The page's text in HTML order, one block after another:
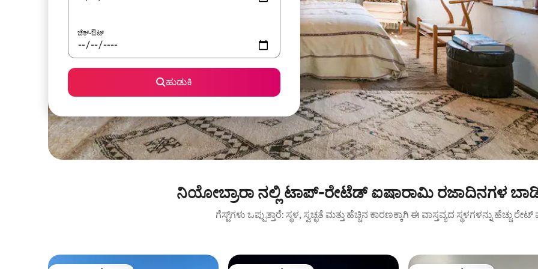
ಚೆಕ್-ಔಟ್
ಹುಡುಕಿ
ನಿಯೋಬ್ರಾರಾ ನಲ್ಲಿ ಟಾಪ್-ರೇಟೆಡ್ ಐಷಾರಾಮಿ ರಜಾದಿನಗಳ
ಗೆಸ್ಟ್‌ಗಳು ಒಪ್ಪುತ್ತಾರೆ: ಸ್ಥಳ, ಸ್ವಚ್ಛತೆ ಮತ್ತು ಹೆಚ್ಚಿನ ಕಾರಣಕ್ಕಾಗಿ ಈ ವಾಸ್ತವ್ಯದ ಸ್ಥಳಗಳನ್ನು ಹೆಚ್ಚು